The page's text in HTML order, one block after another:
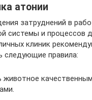
атонии
затруднений в
системы и процессов
клиник
следующие правила:
животное